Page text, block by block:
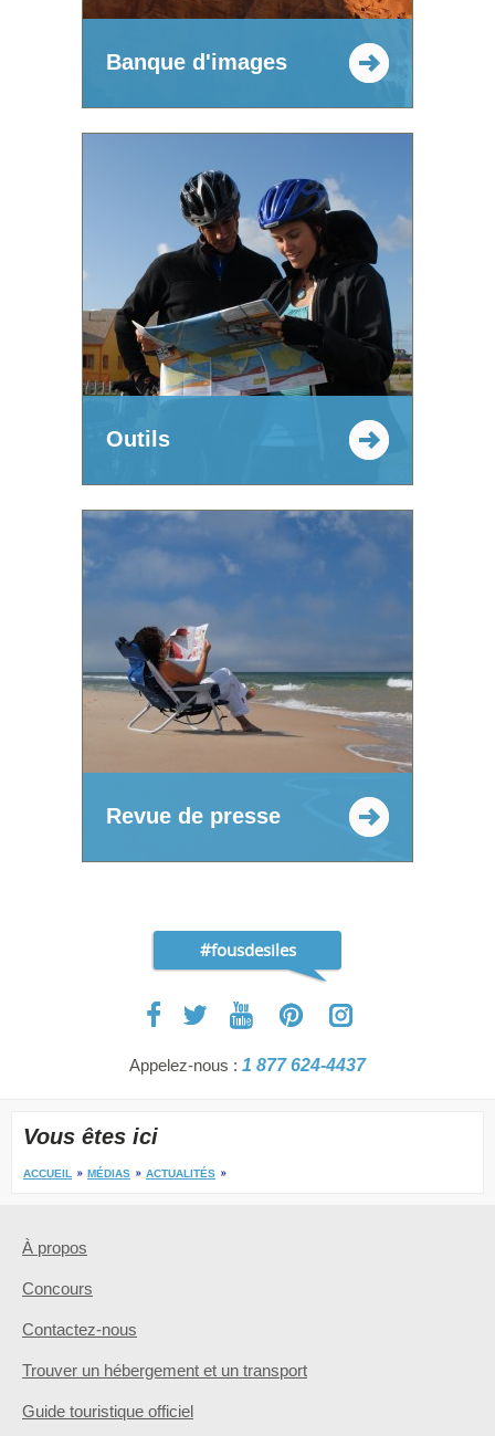
Banque d'images
Outils
Revue de presse
#fousdesiles
Appelez-nous : 1 877 624-4437
Vous êtes ici
ACCUEIL MÉDIAS ACTUALITÉS
À propos
Concours
Contactez-nous
Trouver un hébergement et un transport
Guide touristique officiel